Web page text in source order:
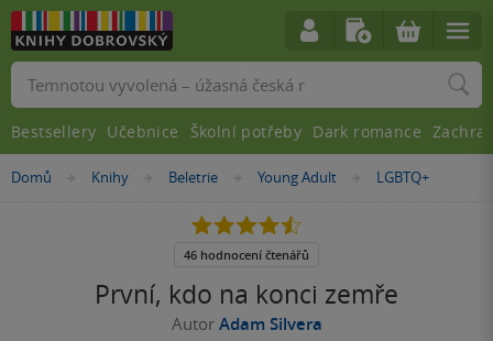
Nacházíte
Domů »
Knihy »
Beletrie »
Young Adult »
LGBTQ+
První, kdo na konci zemře
Autor Adam Silvera
4.5
5
46 hodnocení čtenářů
Vyhledávání
Bestsellery Učebnice Školní potřeby Dark romance